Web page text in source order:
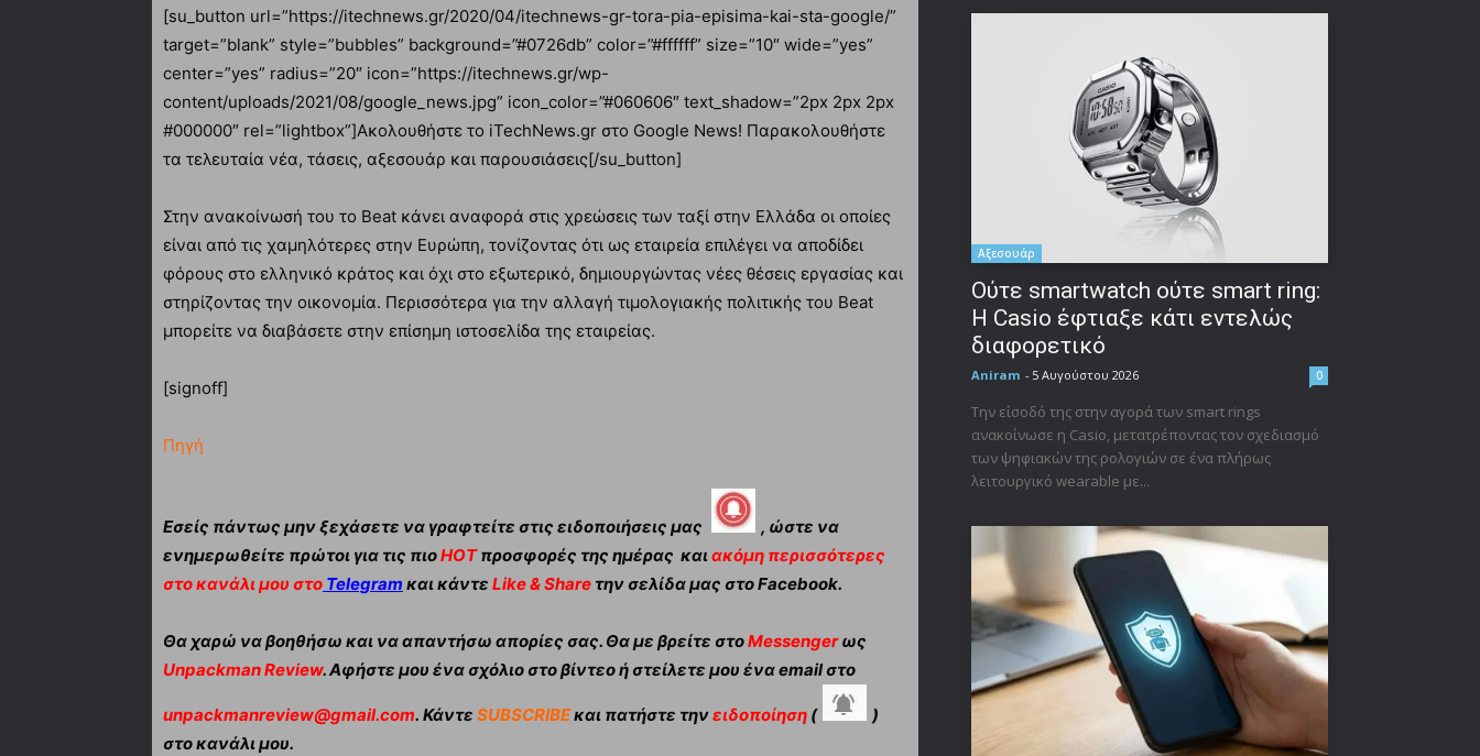
[su_button url=”https://itechnews.gr/2020/04/itechnews-gr-tora-pia-episima-kai-sta-google/”
target=”blank” style=”bubbles” background=”#0726db” color=”#ffffff” size=”10″ wide=”yes”
center=”yes” radius=”20″ icon=”https://itechnews.gr/wp-
content/uploads/2021/08/google_news.jpg” icon_color=”#060606″ text_shadow=”2px 2px 2px
#000000″ rel=”lightbox”]Ακολουθήστε το iTechNews.gr στο Google News! Παρακολουθήστε
τα τελευταία νέα, τάσεις, αξεσουάρ και παρουσιάσεις[/su_button]
Στην ανακοίνωσή του το Beat κάνει αναφορά στις χρεώσεις των ταξί στην Ελλάδα οι οποίες
είναι από τις χαμηλότερες στην Ευρώπη, τονίζοντας ότι ως εταιρεία επιλέγει να αποδίδει
φόρους στο ελληνικό κράτος και όχι στο εξωτερικό, δημιουργώντας νέες θέσεις εργασίας και
στηρίζοντας την οικονομία. Περισσότερα για την αλλαγή τιμολογιακής πολιτικής του Beat
μπορείτε να διαβάσετε στην επίσημη ιστοσελίδα της εταιρείας.
[signoff]
Πηγή
Εσείς πάντως μην ξεχάσετε να γραφτείτε στις ειδοποιήσεις μας
, ώστε να
ενημερωθείτε πρώτοι για τις πιοHOTπροσφορές της ημέρας καιακόμη περισσότερες
στο κανάλι μου στο Telegram και κάντε Like & Share την σελίδα μας στο Facebook.
Θα χαρώ να βοηθήσω και να απαντήσω απορίες σας. Θα με βρείτε στοMessengerως
Unpackman Review. Αφήστε μου ένα σχόλιο στο βίντεο ή στείλετε μου ένα email στο
unpackmanreview@gmail.com. Κάντε SUBSCRIBEκαι πατήστε τηνειδοποίηση (
)
στο κανάλι μου.
Αξεσουάρ
Ούτε smartwatch ούτε smart ring:
Η Casio έφτιαξε κάτι εντελώς
διαφορετικό
Aniram - 5 Αυγούστου 2026 0
Την είσοδό της στην αγορά των smart rings
ανακοίνωσε η Casio, μετατρέποντας τον σχεδιασμό
των ψηφιακών της ρολογιών σε ένα πλήρως
λειτουργικό wearable με...